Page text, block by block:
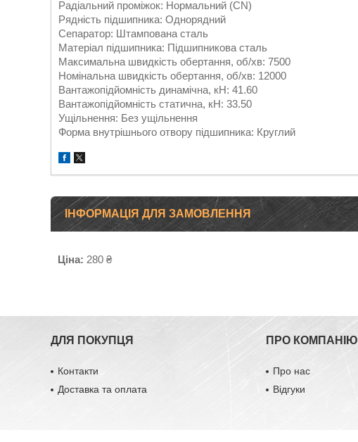
Радіальний проміжок: Нормальний (CN)
Рядність підшипника: Однорядний
Сепаратор: Штампована сталь
Матеріал підшипника: Підшипникова сталь
Максимальна швидкість обертання, об/хв: 7500
Номінальна швидкість обертання, об/хв: 12000
Вантажопідйомність динамічна, кН: 41.60
Вантажопідйомність статична, кН: 33.50
Ущільнення: Без ущільнення
Форма внутрішнього отвору підшипника: Круглий
ІНФОРМАЦІЯ ДЛЯ ЗАМОВЛЕННЯ
Ціна: 280 ₴
ДЛЯ ПОКУПЦЯ
Контакти
Доставка та оплата
ПРО КОМПАНІЮ
Про нас
Відгуки